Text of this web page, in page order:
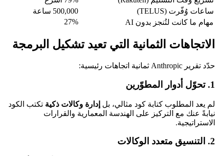
ساعات وُفّرت (TELUS)
500,000 ساعة
مهام ما كانت لتُنجز بدون AI
27%
الاتجاهات الثمانية التي تعيد تشكيل البرمجة
حدّد تقرير Anthropic ثمانية اتجاهات رئيسية:
لم يعد المطلوب كتابة كود مثالي، بل إدارة وكالات ذكيةتكتب الكود
نيابةً عنك مع التركيز على الهندسة المعمارية والقرارات
الاستراتيجية.
2. التنسيق متعدد الوكالات